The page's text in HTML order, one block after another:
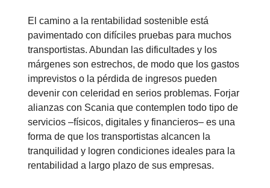
El camino a la rentabilidad sostenible está
pavimentado con difíciles pruebas para muchos
transportistas. Abundan las dificultades y los
márgenes son estrechos, de modo que los gastos
imprevistos o la pérdida de ingresos pueden
devenir con celeridad en serios problemas. Forjar
alianzas con Scania que contemplen todo tipo de
servicios –físicos, digitales y financieros– es una
forma de que los transportistas alcancen la
tranquilidad y logren condiciones ideales para la
rentabilidad a largo plazo de sus empresas.